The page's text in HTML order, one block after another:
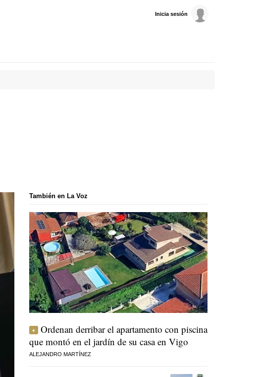
Inicia sesión
También en La Voz
Ordenan derribar el apartamento con piscina
que montó en el jardín de su casa en Vigo
ALEJANDRO MARTÍNEZ